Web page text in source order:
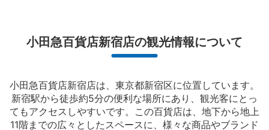
改札でてすぐ
小田急百貨店新宿店の観光情報について
小田急百貨店新宿店は、東京都新宿区に位置しています。
新宿駅から徒歩約5分の便利な場所にあり、観光客にとっ
てもアクセスしやすいです。この百貨店は、地下から地上
11階までの広々としたスペースに、様々な商品やブランド